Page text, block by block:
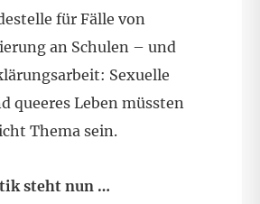
für Fälle von
an Schulen – und
Sexuelle
queeres Leben müssten
Thema sein.
steht nun …